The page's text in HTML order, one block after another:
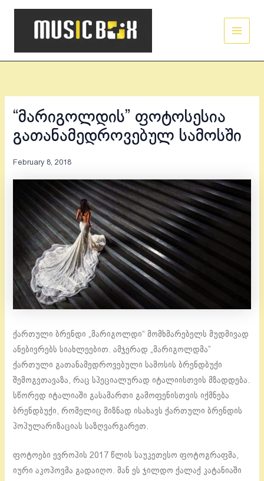
Skip
“მარიგოლდის” ფოტოსესია
გათანამედროვებულ სამოსში
February 8, 2018
ქართული ბრენდი „მარიგოლდი“ მომხმარებელს მუდმივად
ანებივრებს სიახლეებით. ამჯერად „მარიგოლდმა”
ქართული გათანამედროვებული სამოსის ბრენდბუქი
შემოგვთავაზა, რაც სპეციალურად იტალიისთვის მზადდება.
სწორედ იტალიაში გასამართი გამოფენისთვის იქმნება
ბრენდბუქი, რომელიც მიზნად ისახავს ქართული ბრენდის
პოპულარიზაციას საზღვარგარეთ.
ფოტოები ევროპის 2017 წლის საუკეთესო ფოტოგრაფმა,
იური აკოპოვმა გადაიღო. მან ეს ჯილდო ქალაქ კატანიაში